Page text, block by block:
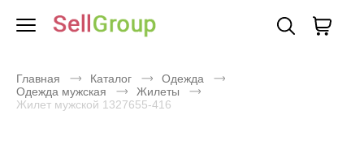
Главная Каталог
Одежда
Одежда мужская
Жилеты
Жилет мужской 1327655-416